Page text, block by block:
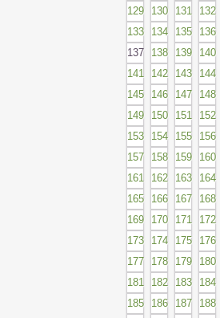
129
130 131
132
133
134 135
136
137
138 139
140
141
142 143
144
145
146 147
148
149
150 151
152
153
154 155
156
157
158 159
160
161
162 163
164
165
166 167
168
169
170 171
172
173
174 175
176
177
178 179
180
181
182 183
184
185
186 187
188